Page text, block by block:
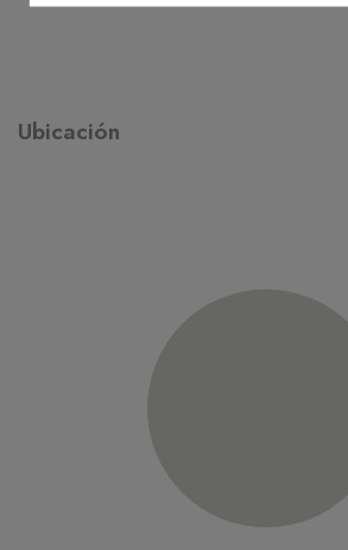
Ubicación